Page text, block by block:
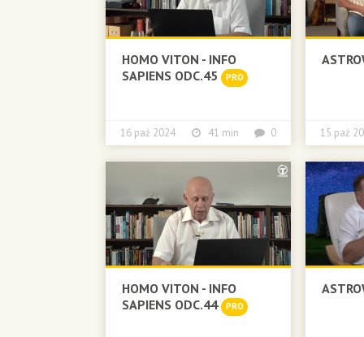
HOMO VITON - INFO
SAPIENS ODC.45
PRO
16 paź 2024 41 min 0 15 paź
HOMO VITON - INFO
SAPIENS ODC.44
PRO